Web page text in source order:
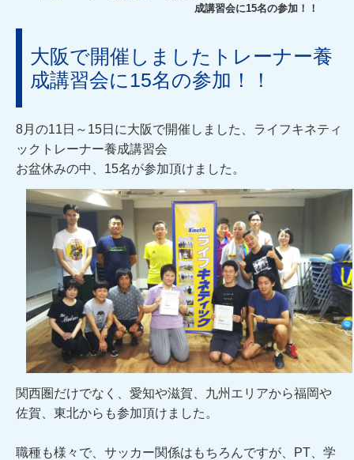
成講習会に15名の参加！！
大阪で開催しましたトレーナー養
成講習会に15名の参加！！
8月の11日～15日に大阪で開催しました、ライフキネティ
ックトレーナー養成講習会
お盆休みの中、15名が参加頂けました。
関西圏だけでなく、愛知や滋賀、九州エリアから福岡や
佐賀、東北からも参加頂けました。
職種も様々で、サッカー関係はもちろんですが、PT、学